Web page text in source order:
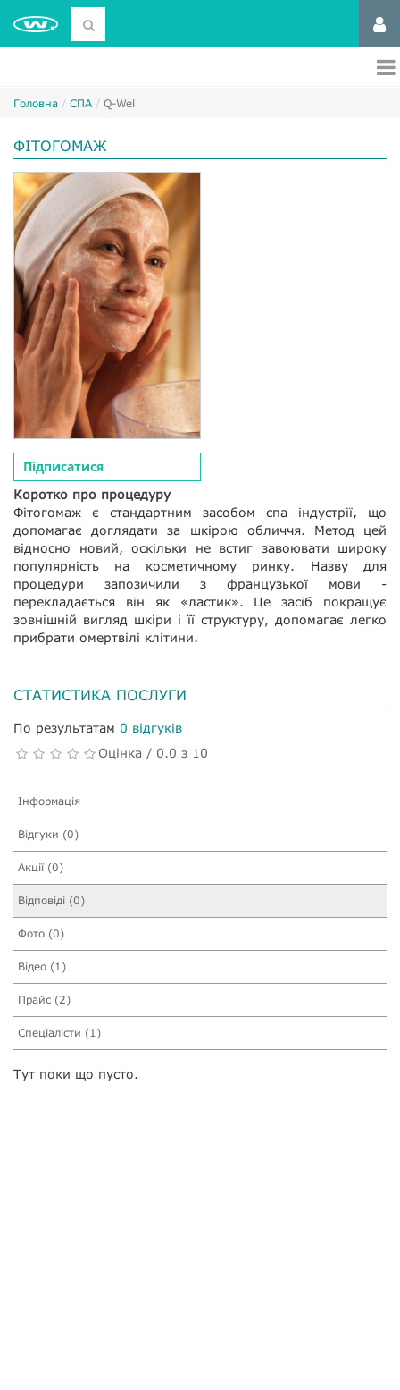
Головна СПА Q-Wel
ФІТОГОМАЖ
Підписатися
Коротко про процедуру
Фітогомаж є стандартним засобом спа індустрії, що
допомагає доглядати за шкірою обличчя. Метод цей
відносно новий, оскільки не встиг завоювати широку
популярність на косметичному ринку. Назву для
процедури запозичили з французької мови -
перекладається він як «ластик». Це засіб покращує
зовнішній вигляд шкіри і її структуру, допомагає легко
прибрати омертвілі клітини.
СТАТИСТИКА ПОСЛУГИ
По результатам 0 відгуків
Оцінка / 0.0 з 10
Інформація
Відгуки (0)
Акції (0)
Відповіді (0)
Фото (0)
Відео (1)
Прайс (2)
Спеціалісти (1)
Тут поки що пусто.